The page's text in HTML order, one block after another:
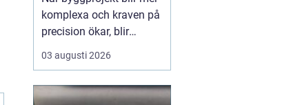
komplexa och kraven på
precision ökar, blir
tillförlitliga
mätinstrument en
arbetet. Varje millimeter
03 augusti 2026